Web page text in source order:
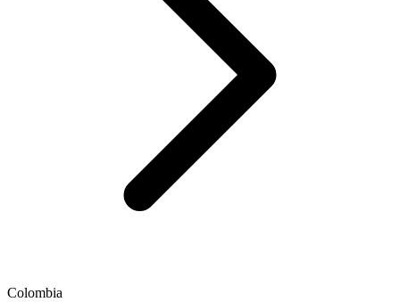
Colombia